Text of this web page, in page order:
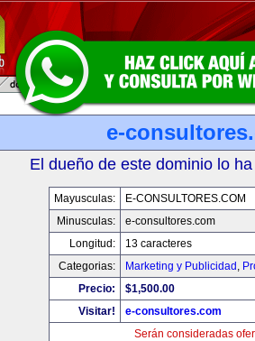
e-
El dueño de este dominio lo
Mayusculas:
E-CONSULTORES.COM
Minusculas:
e-consultores.com
Longitud:
13 caracteres
Categorias:
Marketing y Publicidad ,
Precio:
$1,500.00
Visitar!
e-consultores.com
Serán consideradas